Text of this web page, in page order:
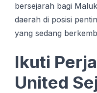
bersejarah bagi
daerah di posisi
yang sedang
Ikuti
United